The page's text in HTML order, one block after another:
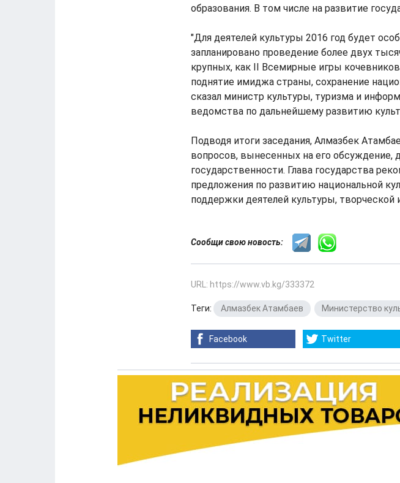
образования. В том числе на развитие
"Для деятелей культуры 2016 год будет
запланировано проведение более двух
крупных, как II Всемирные игры
поднятие имиджа страны, сохранение
сказал министр культуры, туризма и
ведомства по дальнейшему развитию
Подводя итоги заседания, Алмазбек
вопросов, вынесенных на его обсуждение,
государственности. Глава государства
предложения по развитию национальной
поддержки деятелей культуры, творческой
Сообщи свою новость:
URL: https://www.vb.kg/333372
Теги: Алмазбек Атамбаев Министерство
Facebook Twitter